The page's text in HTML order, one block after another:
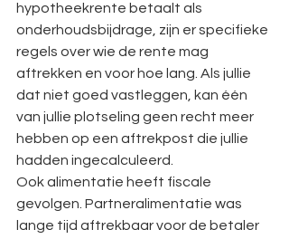
hypotheekrente betaalt als
onderhoudsbijdrage, zijn er specifieke
regels over wie de rente mag
aftrekken en voor hoe lang. Als jullie
dat niet goed vastleggen, kan één
van jullie plotseling geen recht meer
hebben op een aftrekpost die jullie
hadden ingecalculeerd.
Ook alimentatie heeft fiscale
gevolgen. Partneralimentatie was
lange tijd aftrekbaar voor de betaler